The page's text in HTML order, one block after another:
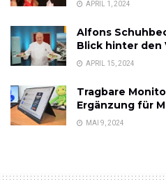
APRIL 1, 2024
Alfons
Blick hinter den
APRIL 15, 2024
Tragbare
Ergänzung für
MAI 9, 2024